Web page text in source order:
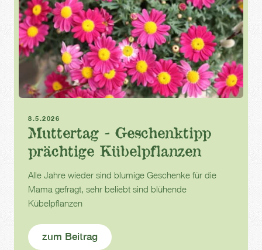
8.5.2026
Muttertag - Geschenktipp
prächtige Kübelpflanzen
Alle Jahre wieder sind blumige Geschenke für die
Mama gefragt, sehr beliebt sind blühende
Kübelpflanzen
zum Beitrag